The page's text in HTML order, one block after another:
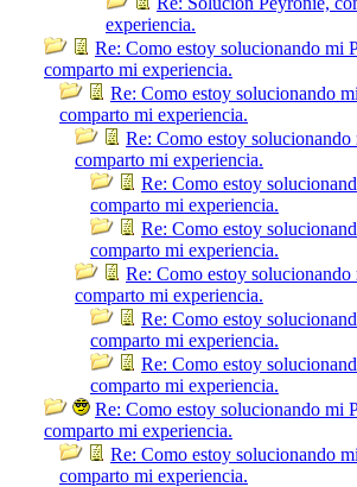
experiencia.
Re: Como estoy solucionando mi
comparto mi experiencia.
Re: Como estoy solucionando
comparto mi experiencia.
Re: Como estoy solucionando
comparto mi experiencia.
Re: Como estoy
comparto mi experiencia.
Re: Como estoy
comparto mi experiencia.
Re: Como estoy solucionando
comparto mi experiencia.
Re: Como estoy
comparto mi experiencia.
Re: Como estoy
comparto mi experiencia.
Re: Como estoy solucionando mi
comparto mi experiencia.
Re: Como estoy solucionando
comparto mi experiencia.